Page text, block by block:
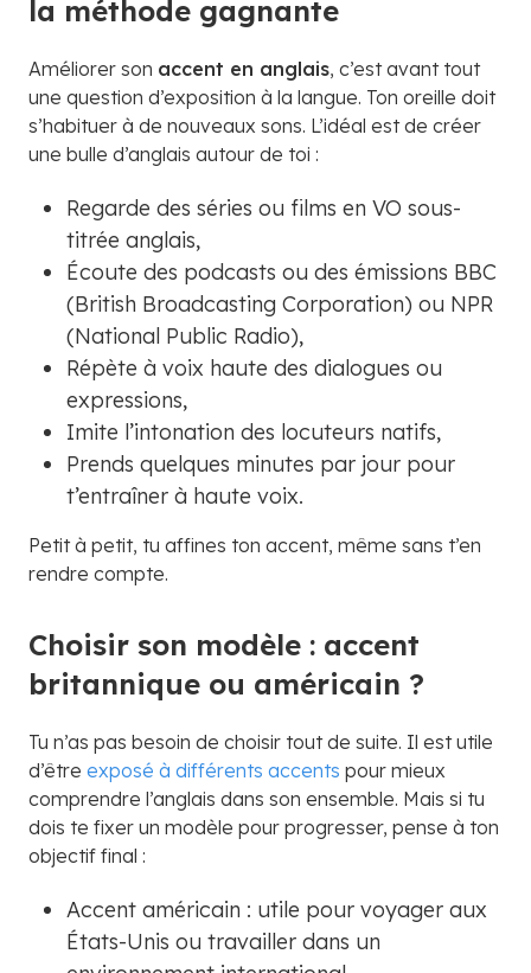
la méthode gagnante
Améliorer son accent en anglais, c’est avant tout
une question d’exposition à la langue. Ton oreille doit
s’habituer à de nouveaux sons. L’idéal est de créer
une bulle d’anglais autour de toi :
Regarde des séries ou films en VO sous-
titrée anglais,
Écoute des podcasts ou des émissions BBC
(British Broadcasting Corporation) ou NPR
(National Public Radio),
Répète à voix haute des dialogues ou
expressions,
Imite l’intonation des locuteurs natifs,
Prends quelques minutes par jour pour
t’entraîner à haute voix.
Petit à petit, tu affines ton accent, même sans t’en
rendre compte.
Choisir son modèle : accent
britannique ou américain ?
Tu n’as pas besoin de choisir tout de suite. Il est utile
d’être exposé à différents accents pour mieux
comprendre l’anglais dans son ensemble. Mais si tu
dois te fixer un modèle pour progresser, pense à ton
objectif final :
Accent américain : utile pour voyager aux
États-Unis ou travailler dans un